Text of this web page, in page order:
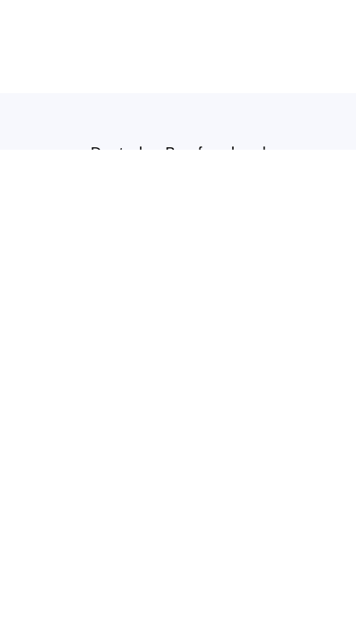
Deutscher Berufsverband